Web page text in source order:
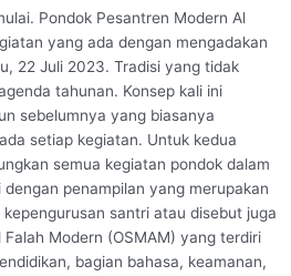
Pondok Pesantren Modern Al
yang ada dengan mengadakan
tahunan. Konsep kali ini
sebelumnya yang biasanya
setiap kegiatan. Untuk kedua
semua kegiatan pondok dalam
penampilan yang merupakan
santri atau disebut juga
Falah Modern (OSMAM) yang terdiri
bagian bahasa, keamanan,